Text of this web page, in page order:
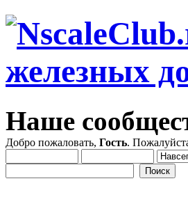
Наше
Добро пожаловать, Гость.